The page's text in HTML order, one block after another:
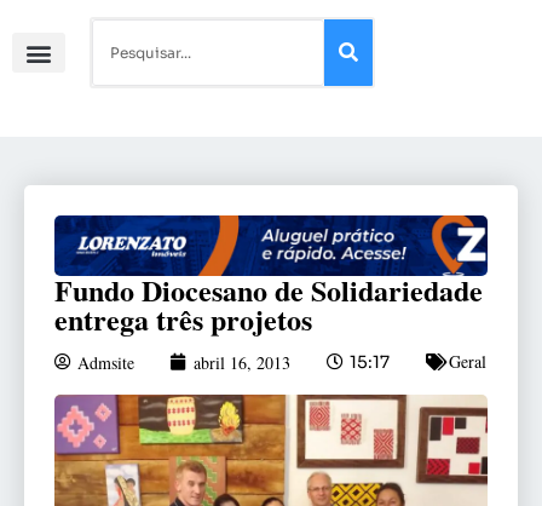
Fundo Diocesano de Solidariedade
entrega três projetos
Admsite abril 16, 2013 15:17 Geral